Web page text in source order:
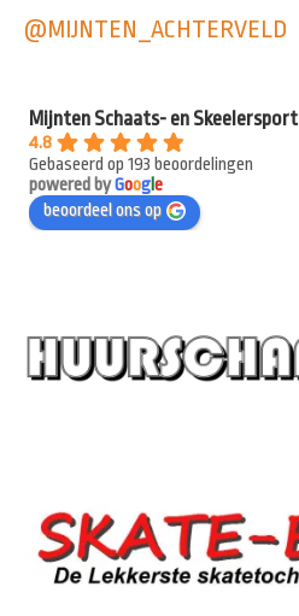
@MIJNTEN_ACHTERVELD
Mijnten Schaats- en Skeelersport
4.8
Gebaseerd op 193 beoordelingen
powered byGooge
beoordeel ons op